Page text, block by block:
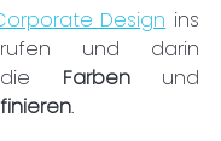
Design ins
und darin
die Farben
.